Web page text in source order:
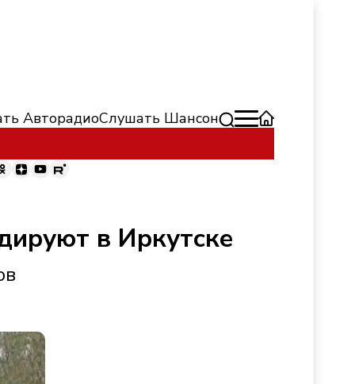
АвторадиоСлушать Шансон
в Иркутске